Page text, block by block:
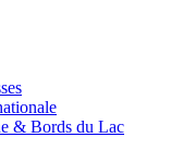
& Bords du Lac